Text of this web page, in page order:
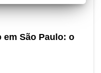
em São Paulo: o